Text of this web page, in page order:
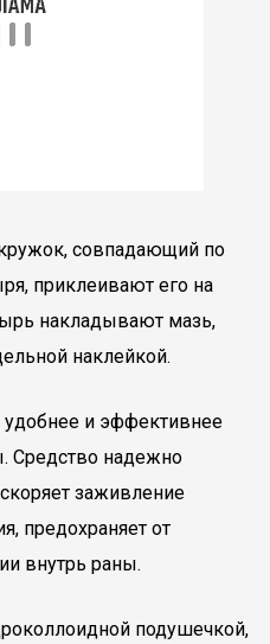
совпадающий по
приклеивают его на
накладывают мазь,
наклейкой.
и эффективнее
Средство надежно
заживление
предохраняет от
внутрь раны.
подушечкой,